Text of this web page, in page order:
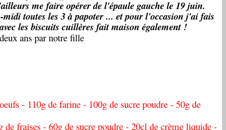
me faire opérer de l'épaule gauche le 19 juin.
midi toutes les 3 à papoter ... et pour l'occasion j'ai fais
les biscuits cuillères fait maison également !
ans par notre fille
- 110g de farine - 100g de sucre poudre - 50g de
de fraises - 60g de sucre poudre - 20cl de crème liquide -